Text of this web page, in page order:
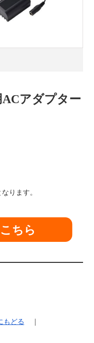
ACアダプター
ります。
ちら
もどる